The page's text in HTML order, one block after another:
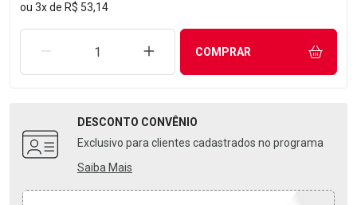
ou 3xde R$ 53,14
REMOVER UMA UNIDADEAUMENTAR UMA UNIDADE
COMPRAR
DESCONTO CONVÊNIO
Exclusivo para clientes cadastrados no programa
Saiba Mais